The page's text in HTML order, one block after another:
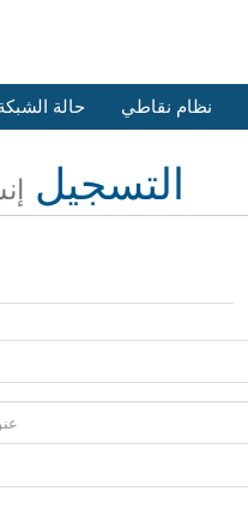
حالة نظام نقاطي
التسجيل